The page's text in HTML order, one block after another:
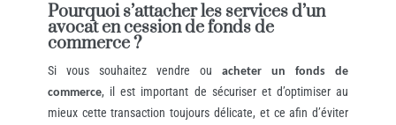
Pourquoi s’attacher les services d’un
avocat en cession de fonds de
commerce ?
Si vous souhaitez vendre ouacheter un fonds de
commerce, il est important de sécuriser et d’optimiser au
mieux cette transaction toujours délicate, et ce afin d’éviter